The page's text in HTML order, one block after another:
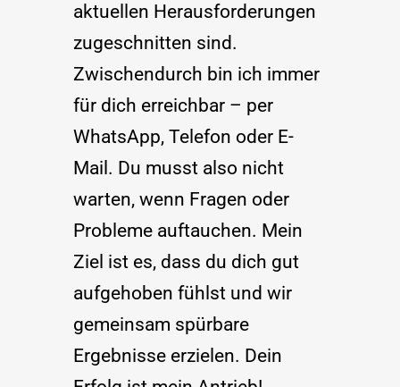
aktuellen Herausforderungen
zugeschnitten sind.
Zwischendurch bin ich immer
für dich erreichbar – per
WhatsApp, Telefon oder E-
Mail. Du musst also nicht
warten, wenn Fragen oder
Probleme auftauchen. Mein
Ziel ist es, dass du dich gut
aufgehoben fühlst und wir
gemeinsam spürbare
Ergebnisse erzielen. Dein